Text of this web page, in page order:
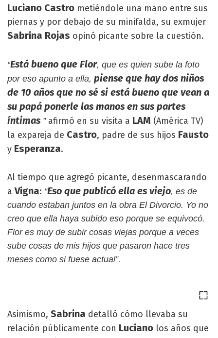
Luciano Castro metiéndole una mano entre sus
piernas y por debajo de su minifalda, su exmujer
Sabrina Rojas opinó picante sobre la cuestión.
“Está bueno que Flor, que es quien sube la foto
por eso apunto a ella, piense que hay dos niños
de 10 años que no sé si está bueno que vean a
su papá ponerle las manos en sus partes
íntimas ”afirmó en su visita a LAM (América TV)
la expareja de Castro, padre de sus hijos Fausto
y Esperanza.
Al tiempo que agregó picante, desenmascarando
a Vigna: “Eso que publicó ella es viejo, es de
cuando estaban juntos en la obra El Divorcio. Yo no
creo que ella haya subido eso porque se equivocó.
Flor es muy de subir cosas viejas porque a veces
sube cosas de mis hijos que pasaron hace tres
meses como si fuese actual”.
Asimismo, Sabrina detalló cómo llevaba su
relación públicamente con Luciano los años que